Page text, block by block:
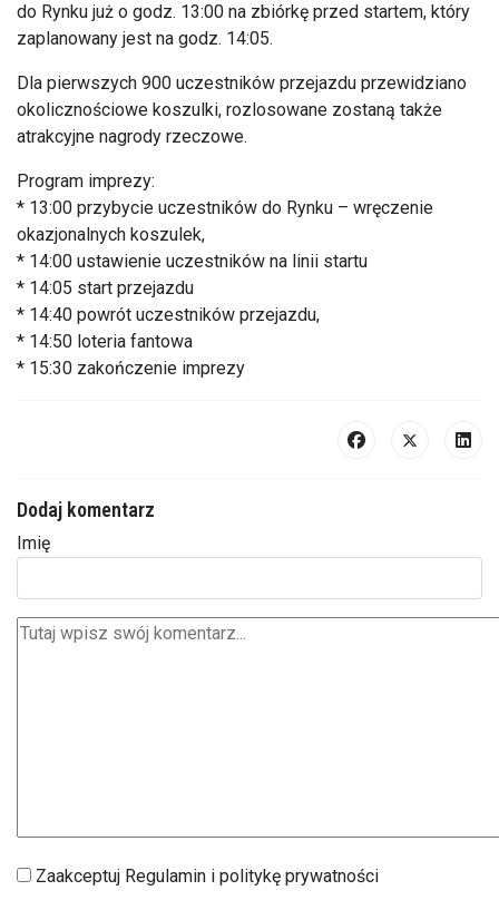
do Rynku już o godz. 13:00 na zbiórkę przed startem, który
zaplanowany jest na godz. 14:05.
Dla pierwszych 900 uczestników przejazdu przewidziano
okolicznościowe koszulki, rozlosowane zostaną także
atrakcyjne nagrody rzeczowe.
Program imprezy:
* 13:00 przybycie uczestników do Rynku – wręczenie
okazjonalnych koszulek,
* 14:00 ustawienie uczestników na linii startu
* 14:05 start przejazdu
* 14:40 powrót uczestników przejazdu,
* 14:50 loteria fantowa
* 15:30 zakończenie imprezy
Dodaj komentarz
Imię
Zaakceptuj Regulamin i politykę prywatności